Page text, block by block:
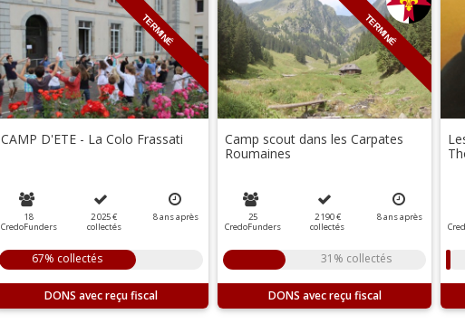
TERMINÉ
CAMP D'ETE - La Colo Frassati
18
CredoFunders
2 025 €
collectés
8ansaprès
67% collectés
DONS
TERMINÉ
Camp scout dans les Carpates
Roumaines
25
CredoFunders
2 190 €
collectés
8ansaprès
31% collectés
DONS